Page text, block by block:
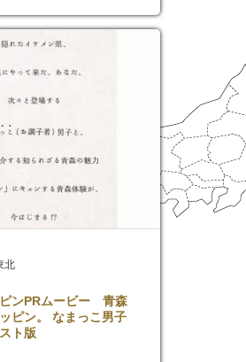
北
ピンPRムービー 青森
ピン。 なまっこ男子
ト版